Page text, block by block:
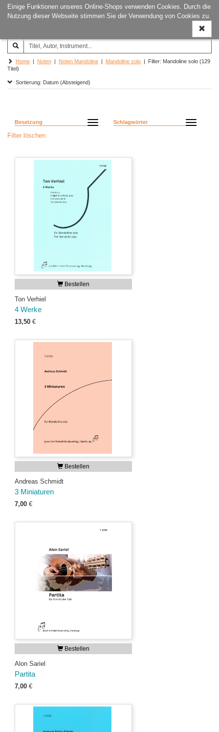
Einige Funktionen unseres Online-Shops verwenden Cookies. Durch die
Nutzung dieser Webseite stimmen Sie der Verwendung von Cookies zu.
ein-/
Joachim‐Trekel‐Musikverlag,
Hamburg
Home | Noten | Noten Mandoline | Mandoline solo | Filter: Mandoline solo (129
Titel)
Sortierung: Datum (Absteigend)
Besetzung Schlagwörter
Filter löschen
Bestellen
Ton Verhiel
4 Werke
13,50 €
Bestellen
Andreas Schmidt
3 Miniaturen
7,00 €
Bestellen
Alon Sariel
Partita
7,00 €